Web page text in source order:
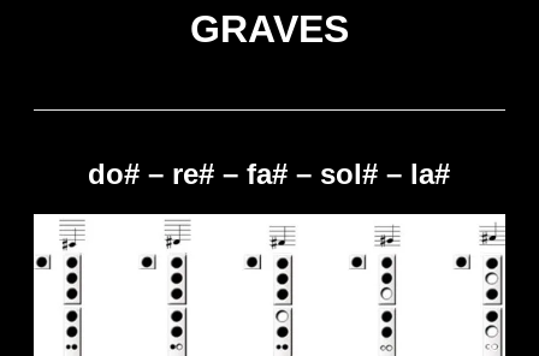
GRAVES
do# – re# – fa# – sol# – la#